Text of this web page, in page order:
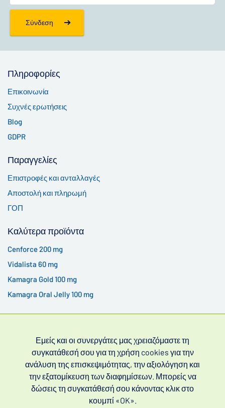
Σύνδεση
Πληροφορίες
Επικοινωνία
Συχνές ερωτήσεις
Blog
GDPR
Παραγγελίες
Επιστροφές και ανταλλαγές
Αποστολή και πληρωμή
ΓΟΠ
Καλύτερα προϊόντα
Cenforce 200 mg
Vidalista 60 mg
Kamagra Gold 100 mg
Kamagra Oral Jelly 100 mg
Φάρμακα χωρίς συνταγή για τη στυτική δυσλειτουργία
(συχνά αναζητούνται ως μη συνταγογραφούμενα φάρμακα
Εμείς και οι συνεργάτες μας χρειαζόμαστε τη
συγκατάθεσή σου για τη χρήση cookies για την
ανάλυση της επισκεψιμότητας, την αξιολόγηση και
την εξατομίκευση των διαφημίσεων. Μπορείς να
δώσεις τη συγκατάθεσή σου κάνοντας κλικ στο
κουμπί «OK».